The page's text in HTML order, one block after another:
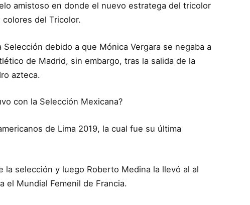
amistoso en donde el nuevo estratega del tricolor
del Tricolor.
debido a que Mónica Vergara se negaba a
de Madrid, sin embargo, tras la salida de la
azteca.
con la Selección Mexicana?
de Lima 2019, la cual fue su última
selección y luego Roberto Medina la llevó al al
el Mundial Femenil de Francia.